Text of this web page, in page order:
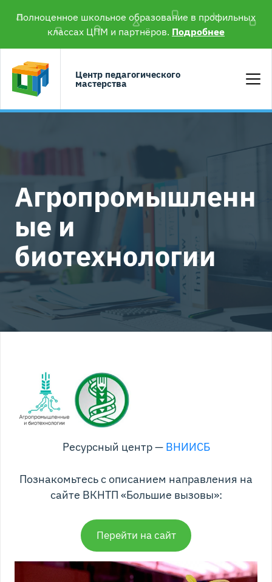
Полноценное школьное образование в профильных
классах ЦПМ и партнёров. Подробнее
Центр педагогического
мастерства
Агропромышленн
ые и
биотехнологии
Ресурсный центр — ВНИИСБ
Познакомьтесь с описанием направления на
сайте ВКНТП «Большие вызовы»:
Перейти на сайт